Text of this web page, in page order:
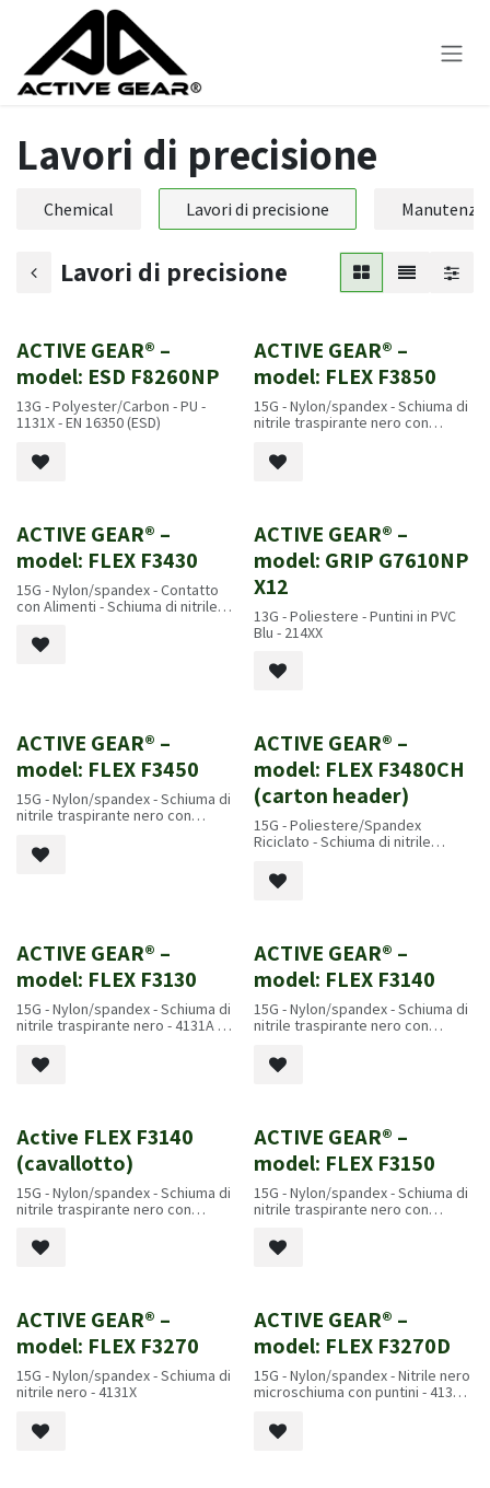
Passa al contenuto
Lavori di precisione
Chemical Lavori di precisione
Lavori di precisione
Nuovo!
ACTIVE GEAR® –
model: ESD F8260NP
13G - Polyester/Carbon - PU -
1131X - EN 16350 (ESD)
Nuovo!
ACTIVE GEAR® –
model: FLEX F3850
15G - Nylon/spandex - Schiuma di
nitrile traspirante nero con
X1XXXX
Nuovo!
ACTIVE GEAR® –
model: FLEX F3430
15G - Nylon/spandex - Contatto
con Alimenti - Schiuma di nitrile
X1XXXX
Nuovo!
ACTIVE GEAR® –
model: GRIP G7610NP
X12
13G - Poliestere - Puntini in PVC
Blu - 214XX
Nuovo!
ACTIVE GEAR® –
model: FLEX F3450
15G - Nylon/spandex - Schiuma di
nitrile traspirante nero con
ACTIVE GEAR® –
model: FLEX F3480CH
(carton header)
15G - Poliestere/Spandex
Riciclato - Schiuma di nitrile
ACTIVE GEAR® –
model: FLEX F3130
15G - Nylon/spandex - Schiuma di
nitrile traspirante nero - 4131A -
ACTIVE GEAR® –
model: FLEX F3140
15G - Nylon/spandex - Schiuma di
nitrile traspirante nero con
X1XXXX
Active FLEX F3140
(cavallotto)
15G - Nylon/spandex - Schiuma di
nitrile traspirante nero con
X1XXXX
ACTIVE GEAR® –
model: FLEX F3150
15G - Nylon/spandex - Schiuma di
nitrile traspirante nero con
X1XXXX
ACTIVE GEAR® –
model: FLEX F3270
15G - Nylon/spandex - Schiuma di
nitrile nero - 4131X
ACTIVE GEAR® –
model: FLEX F3270D
15G - Nylon/spandex - Nitrile nero
microschiuma con puntini - 4131X